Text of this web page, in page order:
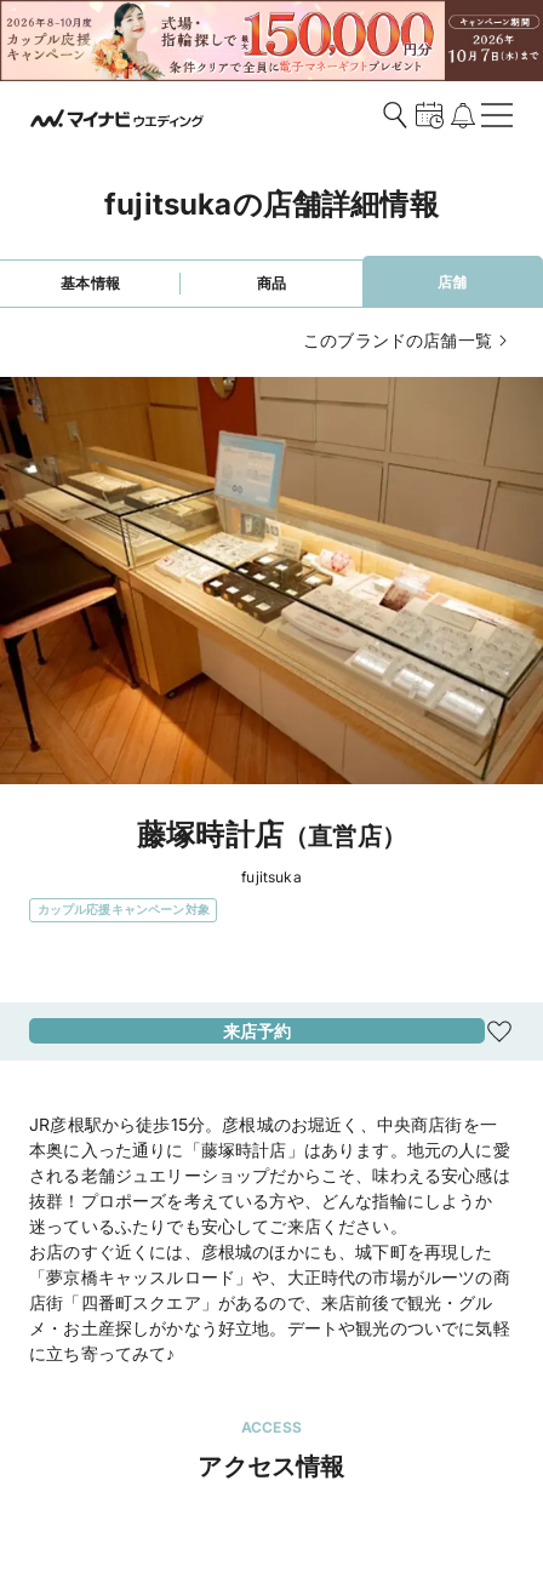
fujitsukaの店舗詳細情報
基本情報 商品 店舗
このブランドの店舗一覧
藤塚時計店 （直営店）
fujitsuka
カップル応援キャンペーン対象
アクセス
JR東海道線「彦根駅」から徒歩約15分
地図を見る
住所 滋賀県彦根市中央町5-27
営業時間 10:00-19:00
公式HP fujitsukaのホームページを見る
藤塚時計店（直営店）のホームページを見る
来店予約
JR彦根駅から徒歩15分。彦根城のお堀近く、中央商店街を一
本奥に入った通りに「藤塚時計店」はあります。地元の人に愛
される老舗ジュエリーショップだからこそ、味わえる安心感は
抜群！プロポーズを考えている方や、どんな指輪にしようか
迷っているふたりでも安心してご来店ください。
お店のすぐ近くには、彦根城のほかにも、城下町を再現した
「夢京橋キャッスルロード」や、大正時代の市場がルーツの商
店街「四番町スクエア」があるので、来店前後で観光・グル
メ・お土産探しがかなう好立地。デートや観光のついでに気軽
に立ち寄ってみて♪
ACCESS
アクセス情報